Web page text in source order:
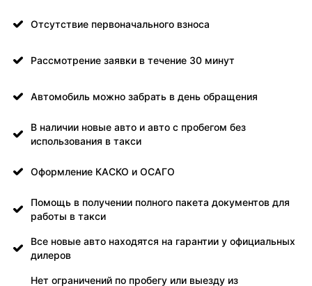
Отсутствие первоначального взноса
Рассмотрение заявки в течение 30 минут
Автомобиль можно забрать в день обращения
В наличии новые авто и авто с пробегом без
использования в такси
Оформление КАСКО и ОСАГО
Помощь в получении полного пакета документов для
работы в такси
Все новые авто находятся на гарантии у официальных
дилеров
Нет ограничений по пробегу или выезду из